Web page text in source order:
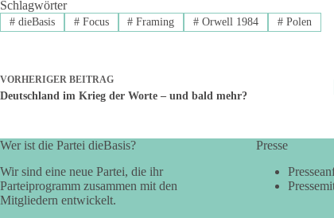
Schlagwörter
#dieBasis #Focus # Framing # Orwell 1984 # Polen
VORHERIGER BEITRAG
Deutschland im Krieg der Worte – und bald mehr?
Wer ist die Partei dieBasis?
Wir sind eine neue Partei, die ihr
Parteiprogramm zusammen mit den
Mitgliedern entwickelt.
Presse